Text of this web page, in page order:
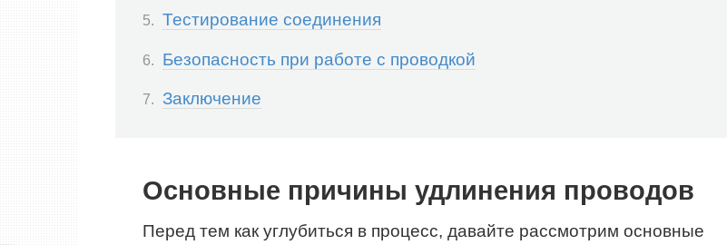
Тестирование соединения
Безопасность при работе с проводкой
Заключение
Основные причины удлинения проводов
Перед тем как углубиться в процесс, давайте рассмотрим основные